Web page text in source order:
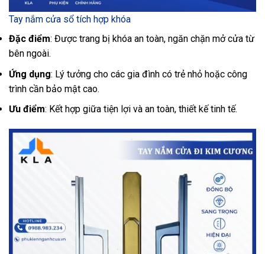
Tay nắm cửa sổ tích hợp khóa
Đặc điểm: Được trang bị khóa an toàn, ngăn chặn mở cửa từ
bên ngoài.
Ứng dụng: Lý tưởng cho các gia đình có trẻ nhỏ hoặc công
trình cần bảo mật cao.
Ưu điểm: Kết hợp giữa tiện lợi và an toàn, thiết kế tinh tế.